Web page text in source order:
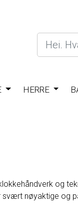
HERRE
og
nøyaktige og